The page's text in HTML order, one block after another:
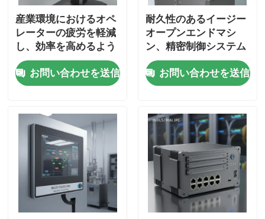
産業環境におけるオペ
レーターの疲労を軽減
し、効率を高めるよう
に設計された人間工学
に基づいたヒューマン
マシンインターフェー
お問い合わせを送信
耐久性のあるイージー
オープンエンドマシ
ン、精密制御システム
搭載、飲料・食品・包
装業界に最適
お問い合わせを送信